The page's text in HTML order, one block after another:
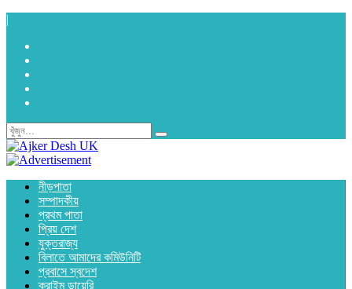
|
নীড়পাতা
সম্পাদকীয়
প্রথম পাতা
প্রিয় দেশ
যুক্তরাজ্য
বিলাতে আমাদের কমিউনিটি
প্রবাসে স্বদেশ
ক্রাইম ডায়েরি